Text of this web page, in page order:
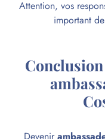
Attention, vos
important